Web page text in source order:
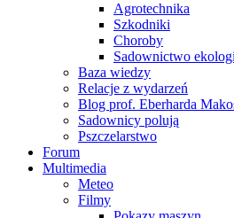
Agrotechnika
Szkodniki
Choroby
Sadownictwo
Baza wiedzy
Relacje z wydarzeń
Blog prof. Eberharda
Sadownicy polują
Pszczelarstwo
Forum
Multimedia
Meteo
Filmy